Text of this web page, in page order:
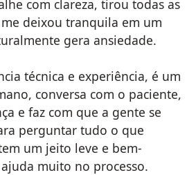
com clareza, tirou todas as
deixou tranquila em um
gera ansiedade.
técnica e experiência, é um
conversa com o paciente,
e faz com que a gente se
perguntar tudo o que
um jeito leve e bem-
muito no processo.